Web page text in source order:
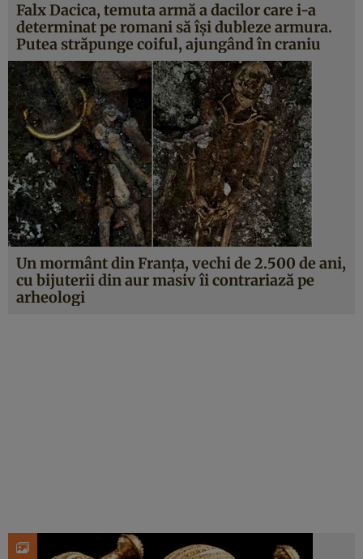
Falx Dacica, temuta armă a dacilor care i-a
determinat pe romani să îşi dubleze armura.
Putea străpunge coiful, ajungând în craniu
Un mormânt din Franţa, vechi de 2.500 de ani,
cu bijuterii din aur masiv îi contrariază pe
arheologi